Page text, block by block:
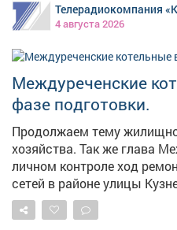
отключение
собственником совхоза
организацией по вопросу
Жители подчёркивают, что
но, несмотря на это,
администрации
ответили корреспонденту
контроле и сотрудники уже
Работы по подключению
резервному источнику
04.08.2026. Подача воды
необходимо время для ее
организации.
Телерадиокомпания
4 августа 2026
Междуреченские
фазе подготовки.
Продолжаем тему
хозяйства. Так же глава
личном контроле ход
сетей в районе улицы